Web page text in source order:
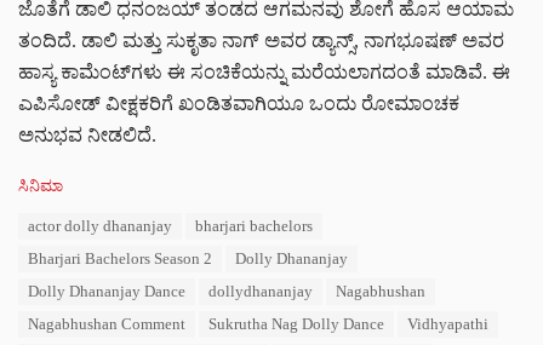
ಜೊತೆಗೆ ಡಾಲಿ ಧನಂಜಯ್ ತಂಡದ ಆಗಮನವು ಶೋಗೆ ಹೊಸ ಆಯಾಮ
ತಂದಿದೆ. ಡಾಲಿ ಮತ್ತು ಸುಕೃತಾ ನಾಗ್ ಅವರ ಡ್ಯಾನ್ಸ್, ನಾಗಭೂಷಣ್ ಅವರ
ಹಾಸ್ಯ ಕಾಮೆಂಟ್‌ಗಳು ಈ ಸಂಚಿಕೆಯನ್ನು ಮರೆಯಲಾಗದಂತೆ ಮಾಡಿವೆ. ಈ
ಎಪಿಸೋಡ್ ವೀಕ್ಷಕರಿಗೆ ಖಂಡಿತವಾಗಿಯೂ ಒಂದು ರೋಮಾಂಚಕ
ಅನುಭವ ನೀಡಲಿದೆ.
C
ಸಿನಿಮಾ
actor dolly dhananjay
bharjari bachelors
Bharjari Bachelors Season 2
Dolly Dhananjay
Dolly Dhananjay Dance
dollydhananjay
Nagabhushan
Nagabhushan Comment
Sukrutha Nag Dolly Dance
Vidhyapathi